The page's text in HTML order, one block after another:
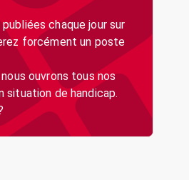
chaque jour sur
forcément un poste
nous ouvrons tous nos
situation de handicap.